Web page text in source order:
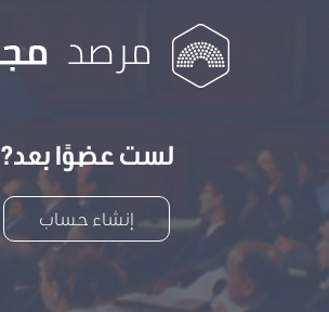
لست عضوًا بعد?
إنشاء حساب